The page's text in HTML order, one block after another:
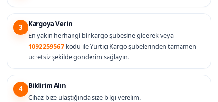
3
Kargoya Verin
En yakın herhangi bir kargo şubesine giderek veya
1092259567 kodu ile Yurtiçi Kargo şubelerinden tamamen
ücretsiz şekilde gönderim sağlayın.
4
Bildirim Alın
Cihaz bize ulaştığında size bilgi verelim.